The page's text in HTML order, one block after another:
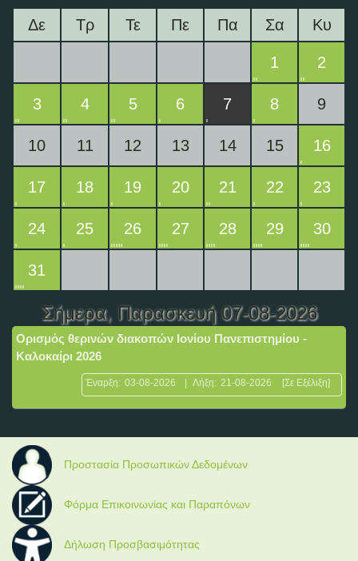
Δε Τρ Τε Πε Πα Σα Κυ
1 2
3 4 5 6 7 8 9
10 11 12 13 14 15 16
17 18 19 20 21 22 23
24 25 26 27 28 29 30
31
Σήμερα, Παρασκευή 07-08-2026
Ορισμός θερινών διακοπών Ιονίου Πανεπιστημίου -
Καλοκαίρι 2026
Έναρξη: 03-08-2026 Λήξη: 21-08-2026 [Σε Εξέλιξη]
Προστασία Προσωπικών Δεδομένων
Φόρμα Επικοινωνίας και Παραπόνων
Δήλωση Προσβασιμότητας